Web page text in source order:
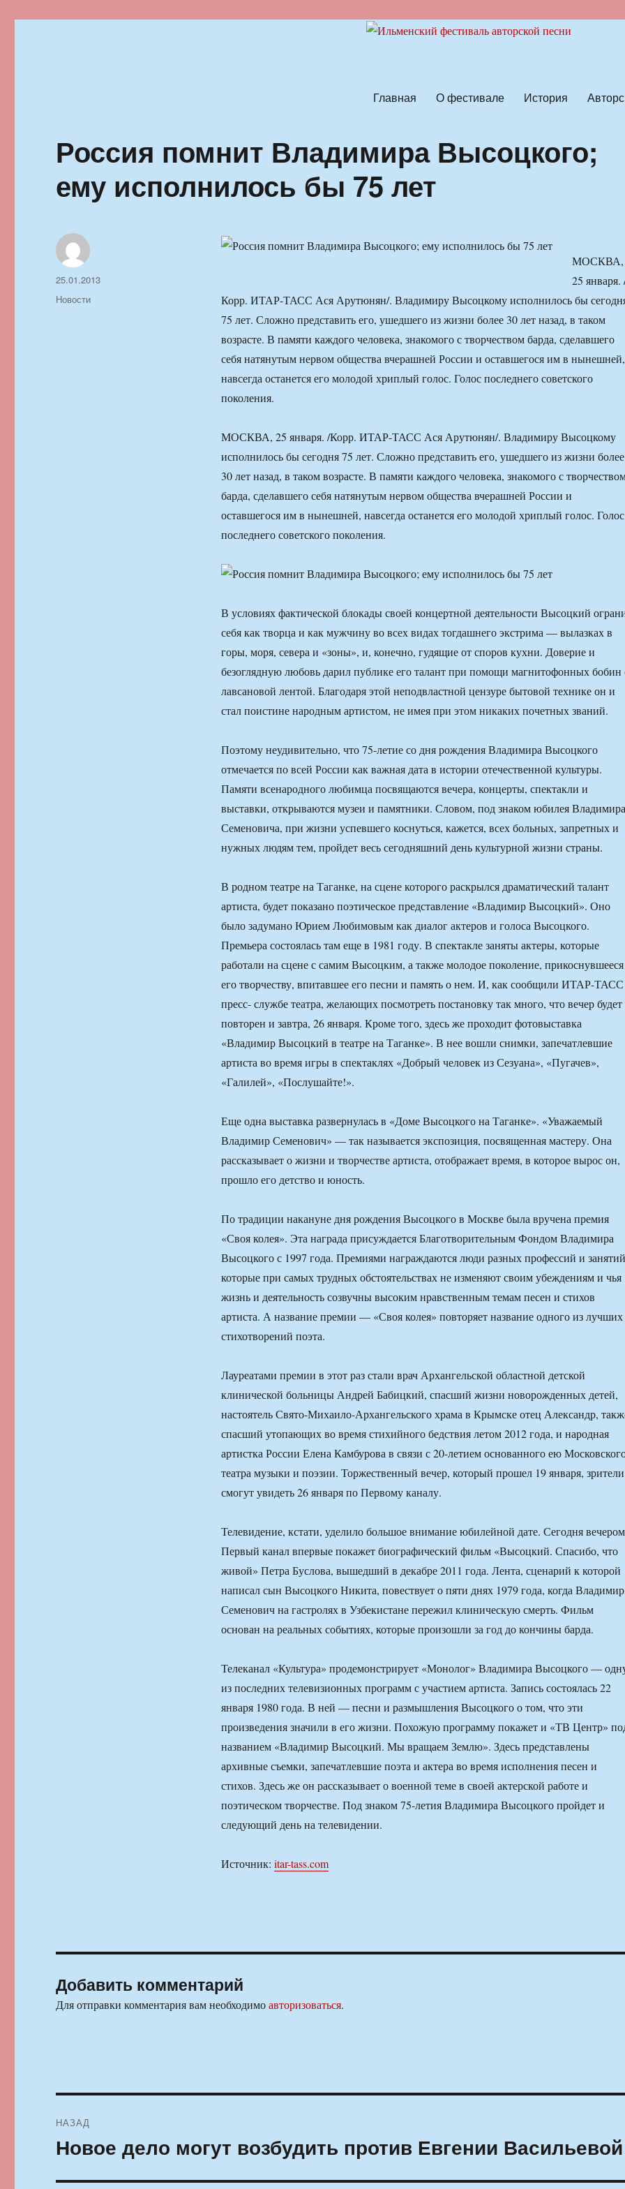
Главная О фестивале История
Россия помнит Владимира Высоцкого;
ему исполнилось бы 75 лет
МОСКВА,
25 января.
Корр. ИТАР-ТАСС Ася Арутюнян/. Владимиру Высоцкому исполнилось бы
75 лет. Сложно представить его, ушедшего из жизни более 30 лет назад, в таком
возрасте. В памяти каждого человека, знакомого с творчеством барда, сделавшего
себя натянутым нервом общества вчерашней России и оставшегося им в нынешней,
навсегда останется его молодой хриплый голос. Голос последнего советского
поколения.
МОСКВА, 25 января. /Корр. ИТАР-ТАСС Ася Арутюнян/. Владимиру Высоцкому
исполнилось бы сегодня 75 лет. Сложно представить его, ушедшего из жизни более
30 лет назад, в таком возрасте. В памяти каждого человека, знакомого с
барда, сделавшего себя натянутым нервом общества вчерашней России и
оставшегося им в нынешней, навсегда останется его молодой хриплый голос. Голос
последнего советского поколения.
В условиях фактической блокады своей концертной деятельности Высоцкий
себя как творца и как мужчину во всех видах тогдашнего экстрима — вылазках в
горы, моря, севера и «зоны», и, конечно, гудящие от споров кухни. Доверие и
безоглядную любовь дарил публике его талант при помощи магнитофонных бобин
лавсановой лентой. Благодаря этой неподвластной цензуре бытовой технике он и
стал поистине народным артистом, не имея при этом никаких почетных званий.
Поэтому неудивительно, что 75-летие со дня рождения Владимира Высоцкого
отмечается по всей России как важная дата в истории отечественной культуры.
Памяти всенародного любимца посвящаются вечера, концерты, спектакли и
выставки, открываются музеи и памятники. Словом, под знаком юбилея Владимира
Семеновича, при жизни успевшего коснуться, кажется, всех больных, запретных и
нужных людям тем, пройдет весь сегодняшний день культурной жизни страны.
В родном театре на Таганке, на сцене которого раскрылся драматический талант
артиста, будет показано поэтическое представление «Владимир Высоцкий». Оно
было задумано Юрием Любимовым как диалог актеров и голоса Высоцкого.
Премьера состоялась там еще в 1981 году. В спектакле заняты актеры, которые
работали на сцене с самим Высоцким, а также молодое поколение,
его творчеству, впитавшее его песни и память о нем. И, как сообщили ИТАР-
пресс- службе театра, желающих посмотреть постановку так много, что вечер будет
повторен и завтра, 26 января. Кроме того, здесь же проходит фотовыставка
«Владимир Высоцкий в театре на Таганке». В нее вошли снимки, запечатлевшие
артиста во время игры в спектаклях «Добрый человек из Сезуана», «Пугачев»,
«Галилей», «Послушайте!».
Еще одна выставка развернулась в «Доме Высоцкого на Таганке». «Уважаемый
Владимир Семенович» — так называется экспозиция, посвященная мастеру. Она
рассказывает о жизни и творчестве артиста, отображает время, в которое вырос он,
прошло его детство и юность.
По традиции накануне дня рождения Высоцкого в Москве была вручена премия
«Своя колея». Эта награда присуждается Благотворительным Фондом Владимира
Высоцкого с 1997 года. Премиями награждаются люди разных профессий и
которые при самых трудных обстоятельствах не изменяют своим убеждениям и чья
жизнь и деятельность созвучны высоким нравственным темам песен и стихов
артиста. А название премии — «Своя колея» повторяет название одного из лучших
стихотворений поэта.
Лауреатами премии в этот раз стали врач Архангельской областной детской
клинической больницы Андрей Бабицкий, спасший жизни новорожденных детей,
настоятель Свято-Михаило-Архангельского храма в Крымске отец Александр,
спасший утопающих во время стихийного бедствия летом 2012 года, и народная
артистка России Елена Камбурова в связи с 20-летием основанного ею
театра музыки и поэзии. Торжественный вечер, который прошел 19 января, зрители
смогут увидеть 26 января по Первому каналу.
Телевидение, кстати, уделило большое внимание юбилейной дате. Сегодня вечером
Первый канал впервые покажет биографический фильм «Высоцкий. Спасибо, что
живой» Петра Буслова, вышедший в декабре 2011 года. Лента, сценарий к которой
написал сын Высоцкого Никита, повествует о пяти днях 1979 года, когда Владимир
Семенович на гастролях в Узбекистане пережил клиническую смерть. Фильм
основан на реальных событиях, которые произошли за год до кончины барда.
Телеканал «Культура» продемонстрирует «Монолог» Владимира Высоцкого —
из последних телевизионных программ с участием артиста. Запись состоялась 22
января 1980 года. В ней — песни и размышления Высоцкого о том, что эти
произведения значили в его жизни. Похожую программу покажет и «ТВ Центр»
названием «Владимир Высоцкий. Мы вращаем Землю». Здесь представлены
архивные съемки, запечатлевшие поэта и актера во время исполнения песен и
стихов. Здесь же он рассказывает о военной теме в своей актерской работе и
поэтическом творчестве. Под знаком 75-летия Владимира Высоцкого пройдет и
следующий день на телевидении.
Источник: itar-tass.com
Автор
Опубликовано
25.01.2013
Рубрики
Новости
Добавить комментарий
Для отправки комментария вам необходимоавторизоваться.
по
НАЗАД
Предыдущая
Новое дело могут возбудить против Евгении Васильевой